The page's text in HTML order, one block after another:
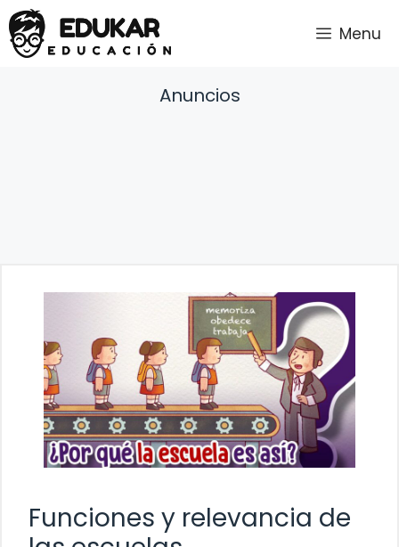
Saltar
al
contenido
Menu
Anuncios
Funciones y relevancia de